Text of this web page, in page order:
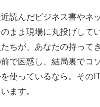
読んだビジネス書やネ
まま現場に丸投げして
ちが、あなたの持って
で困惑し、結局裏でコ
使っているなら。その
ます。